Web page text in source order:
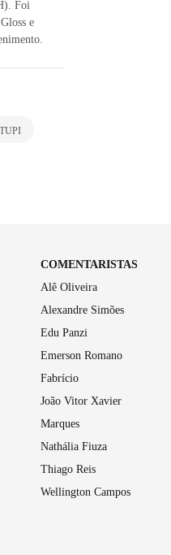
Foi
e
COMENTARISTAS
Alê Oliveira
Alexandre Simões
Edu Panzi
Emerson Romano
Fabrício
João Vitor Xavier
Marques
Nathália Fiuza
Thiago Reis
Wellington Campos